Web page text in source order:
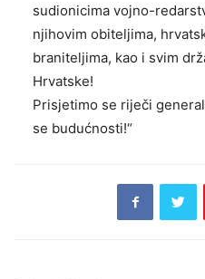
sudionicima vojno-
njihovim obiteljima,
braniteljima, kao i svim
Hrvatske!
Prisjetimo se riječi
se budućnosti!“